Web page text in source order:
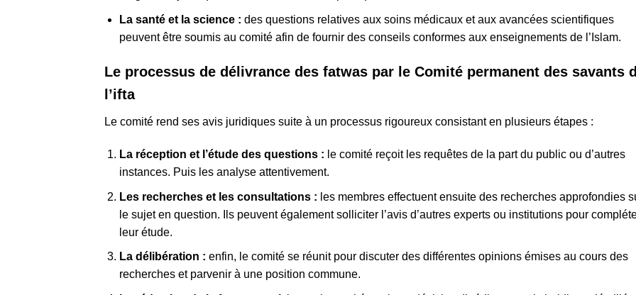
La santé et la science : des questions relatives aux soins médicaux et aux avancées scientifiques
peuvent être soumis au comité afin de fournir des conseils conformes aux enseignements de l’Islam.
Le processus de délivrance des fatwas par le Comité permanent des savants
l’ifta
Le comité rend ses avis juridiques suite à un processus rigoureux consistant en plusieurs étapes :
La réception et l’étude des questions : le comité reçoit les requêtes de la part du public ou d’autres
instances. Puis les analyse attentivement.
Les recherches et les consultations : les membres effectuent ensuite des recherches approfondies
le sujet en question. Ils peuvent également solliciter l’avis d’autres experts ou institutions pour
leur étude.
La délibération : enfin, le comité se réunit pour discuter des différentes opinions émises au cours des
recherches et parvenir à une position commune.